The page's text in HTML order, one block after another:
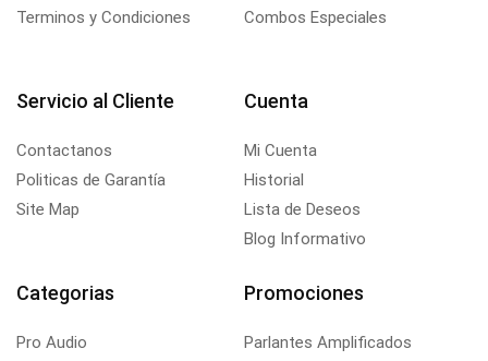
Terminos y Condiciones
Combos Especiales
Servicio al Cliente
Contactanos
Politicas de Garantía
Site Map
Cuenta
Mi Cuenta
Historial
Lista de Deseos
Blog Informativo
Categorias
Pro Audio
Promociones
Parlantes Amplificados